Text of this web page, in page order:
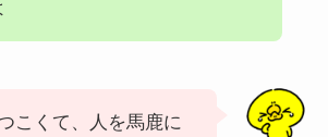
こくて、人を馬鹿に